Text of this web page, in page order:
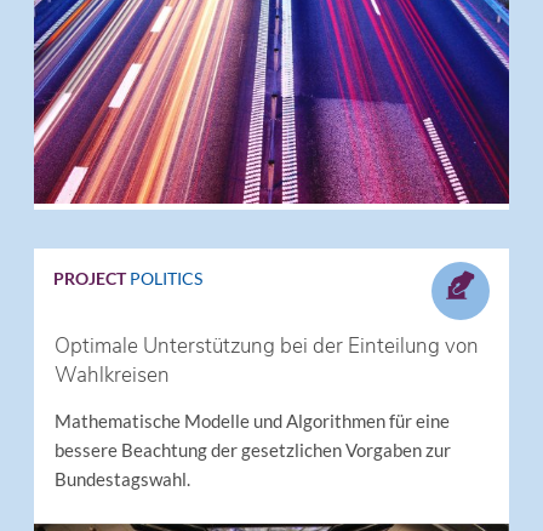
PROJECT POLITICS
Optimale Unterstützung bei der Einteilung von
Wahlkreisen
Mathematische Modelle und Algorithmen für eine
bessere Beachtung der gesetzlichen Vorgaben zur
Bundestagswahl.